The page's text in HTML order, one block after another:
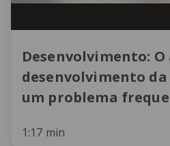
Desenvolvimento:
desenvolvimento
um problema
1:17 min